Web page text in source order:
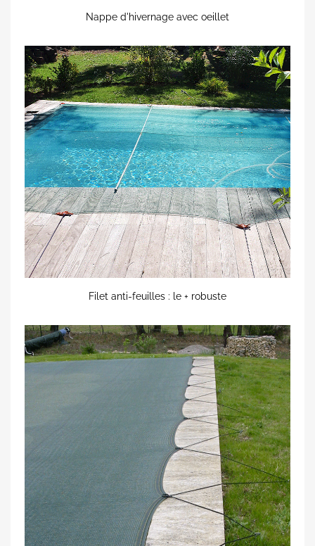
Nappe d'hivernage avec oeillet
Filet anti-feuilles : le + robuste